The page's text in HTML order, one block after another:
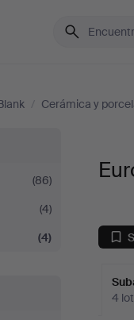
/ Cerámica y
(86)
(4)
(4)
4